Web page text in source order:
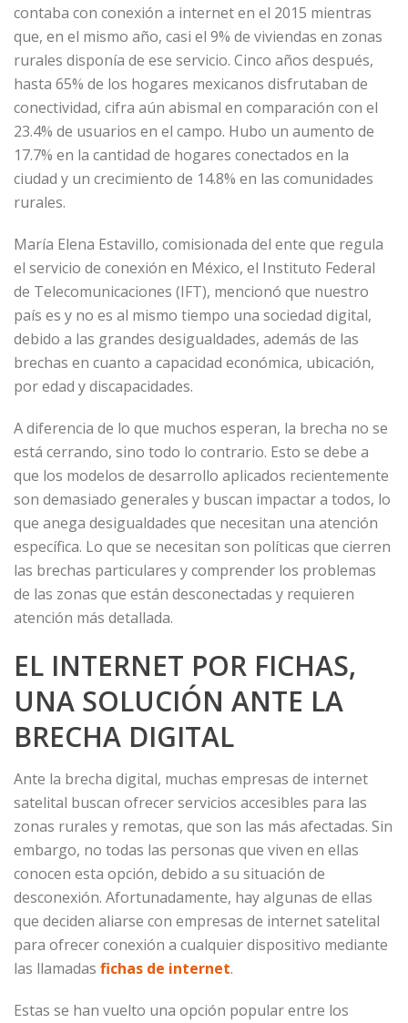
contaba con conexión a internet en el 2015 mientras
que, en el mismo año, casi el 9% de viviendas en zonas
rurales disponía de ese servicio. Cinco años después,
hasta 65% de los hogares mexicanos disfrutaban de
conectividad, cifra aún abismal en comparación con el
23.4% de usuarios en el campo. Hubo un aumento de
17.7% en la cantidad de hogares conectados en la
ciudad y un crecimiento de 14.8% en las comunidades
rurales.
María Elena Estavillo, comisionada del ente que regula
el servicio de conexión en México, el Instituto Federal
de Telecomunicaciones (IFT), mencionó que nuestro
país es y no es al mismo tiempo una sociedad digital,
debido a las grandes desigualdades, además de las
brechas en cuanto a capacidad económica, ubicación,
por edad y discapacidades.
A diferencia de lo que muchos esperan, la brecha no se
está cerrando, sino todo lo contrario. Esto se debe a
que los modelos de desarrollo aplicados recientemente
son demasiado generales y buscan impactar a todos, lo
que anega desigualdades que necesitan una atención
específica. Lo que se necesitan son políticas que cierren
las brechas particulares y comprender los problemas
de las zonas que están desconectadas y requieren
atención más detallada.
EL INTERNET POR FICHAS,
UNA SOLUCIÓN ANTE LA
BRECHA DIGITAL
Ante la brecha digital, muchas empresas de internet
satelital buscan ofrecer servicios accesibles para las
zonas rurales y remotas, que son las más afectadas. Sin
embargo, no todas las personas que viven en ellas
conocen esta opción, debido a su situación de
desconexión. Afortunadamente, hay algunas de ellas
que deciden aliarse con empresas de internet satelital
para ofrecer conexión a cualquier dispositivo mediante
las llamadas fichas de internet.
Estas se han vuelto una opción popular entre los